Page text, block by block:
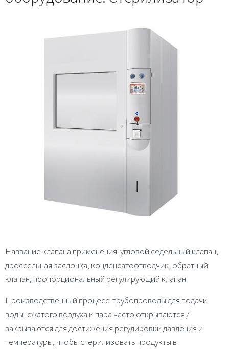
Название клапана применения: угловой седельный клапан,
дроссельная заслонка, конденсатоотводчик, обратный
клапан, пропорциональный регулирующий клапан
Производственный процесс: трубопроводы для подачи
воды, сжатого воздуха и пара часто открываются /
закрываются для достижения регулировки давления и
температуры, чтобы стерилизовать продукты в